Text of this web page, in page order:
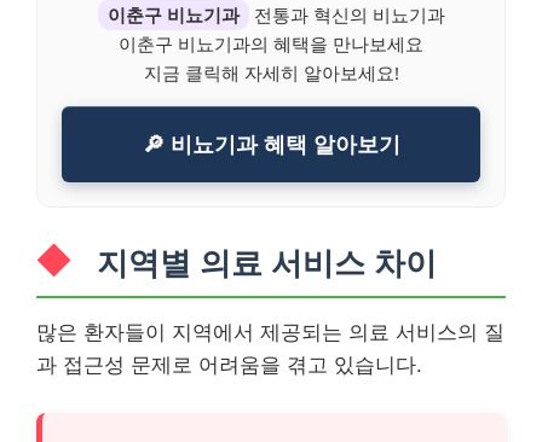
이춘구 비뇨기과
전통과 혁신의 비뇨기과
이춘구 비뇨기과의 혜택을 만나보세요
지금 클릭해 자세히 알아보세요!
🔎 비뇨기과 혜택 알아보기
지역별 의료 서비스 차이
많은 환자들이 지역에서 제공되는 의료 서비스의 질
과 접근성 문제로 어려움을 겪고 있습니다.